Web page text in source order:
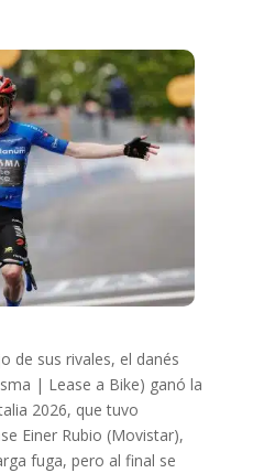
de sus rivales, el danés
| Lease a Bike) ganó la
2026, que tuvo
Einer Rubio (Movistar),
fuga, pero al final se